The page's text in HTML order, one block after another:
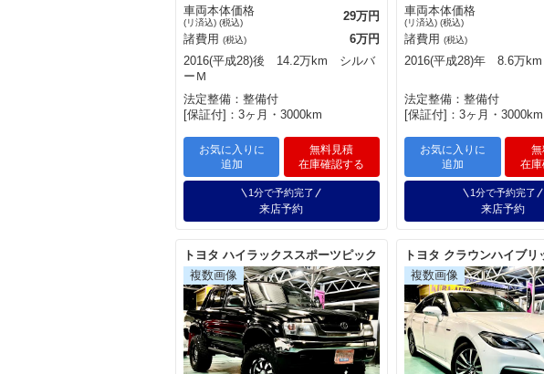
車両本体価格
(リ済込) (税込)
29万円
諸費用 (税込)
6万円
2016(平成28)後 14.2万km シルバ
ーＭ
法定整備：整備付
[保証付]：3ヶ月・3000km
お気に入りに
追加
無料見積
在庫確認する
1分で予約完了
来店予約
車両本体価格
(リ済込) (税込)
諸費用 (税込)
2016(平成28)年 8.6万
法定整備：整備付
[保証付]：3ヶ月・3000km
お気に入りに
追加
無
在
1分で予約完了
来店予約
トヨタ ハイラックススポーツピック トヨタ クラウンハイブリ